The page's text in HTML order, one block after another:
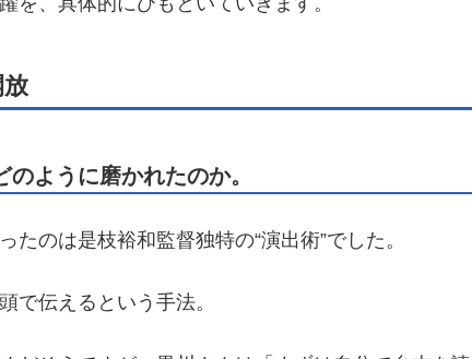
ように磨かれたのか。
のは是枝裕和監督独特の“演出術”でした。
で伝えるという手法。